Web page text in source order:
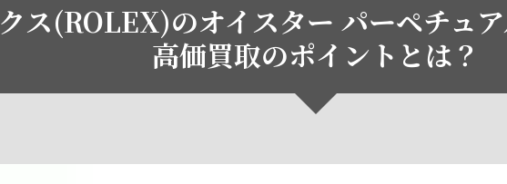
ス(ROLEX)のオイスター パーペチュ
高価買取のポイントとは？